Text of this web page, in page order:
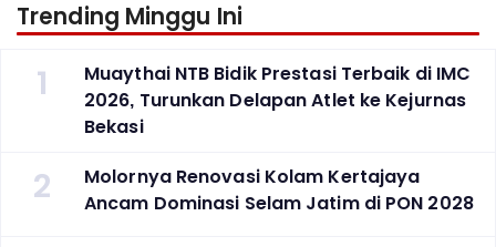
Trending Minggu Ini
1
Muaythai NTB Bidik Prestasi Terbaik di IMC
2026, Turunkan Delapan Atlet ke Kejurnas
Bekasi
2
Molornya Renovasi Kolam Kertajaya
Ancam Dominasi Selam Jatim di PON 2028